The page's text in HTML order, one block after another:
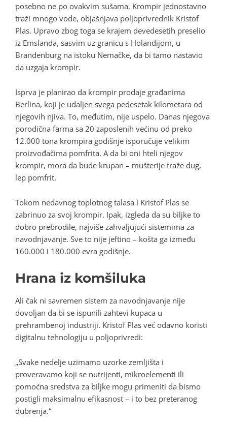
posebno ne po ovakvim sušama. Krompir jednostavno
traži mnogo vode, objašnjava poljoprivrednik Kristof
Plas. Upravo zbog toga se krajem devedesetih preselio
iz Emslanda, sasvim uz granicu s Holandijom, u
Brandenburg na istoku Nemačke, da bi tamo nastavio
da uzgaja krompir.
Isprva je planirao da krompir prodaje građanima
Berlina, koji je udaljen svega pedesetak kilometara od
njegovih njiva. To, međutim, nije uspelo. Danas njegova
porodična farma sa 20 zaposlenih većinu od preko
12.000 tona krompira godišnje isporučuje velikim
proizvođačima pomfrita. A da bi oni hteli njegov
krompir, mora da bude krupan – mušterije traže dug,
lep pomfrit.
Tokom nedavnog toplotnog talasa i Kristof Plas se
zabrinuo za svoj krompir. Ipak, izgleda da su biljke to
dobro prebrodile, najviše zahvaljujući sistemima za
navodnjavanje. Sve to nije jeftino – košta ga između
160.000 i 180.000 evra godišnje.
Hrana iz komšiluka
Ali čak ni savremen sistem za navodnjavanje nije
dovoljan da bi se ispunili zahtevi kupaca u
prehrambenoj industriji. Kristof Plas već odavno koristi
digitalnu tehnologiju u poljoprivredi:
„Svake nedelje uzimamo uzorke zemljišta i
proveravamo koji se nutrijenti, mikroelementi ili
pomoćna sredstva za biljke mogu primeniti da bismo
postigli maksimalnu efikasnost – i to bez preteranog
đubrenja.“